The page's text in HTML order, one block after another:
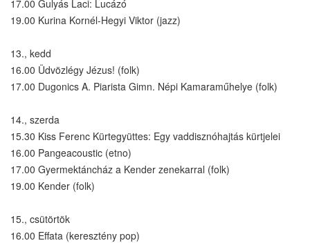
17.00 Gulyás Laci: Lucázó
19.00 Kurina Kornél-Hegyi Viktor (jazz)
13., kedd
16.00 Üdvözlégy Jézus! (folk)
17.00 Dugonics A. Piarista Gimn. Népi Kamaraműhelye (folk)
14., szerda
15.30 Kiss Ferenc Kürtegyüttes: Egy vaddisznóhajtás kürtjelei
16.00 Pangeacoustic (etno)
17.00 Gyermektáncház a Kender zenekarral (folk)
19.00 Kender (folk)
15., csütörtök
16.00 Effata (keresztény pop)